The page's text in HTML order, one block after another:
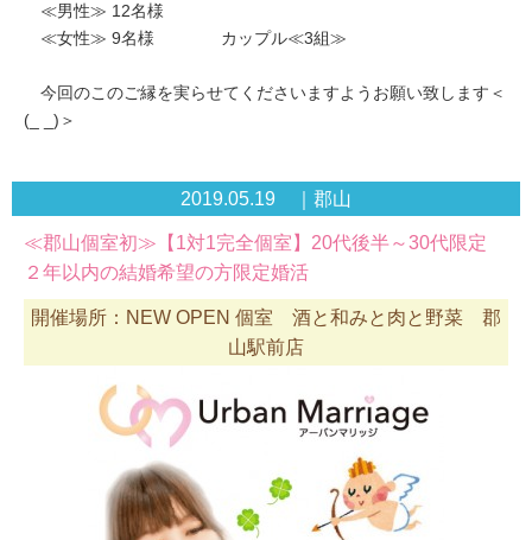
≪男性≫ 12名様
≪女性≫ 9名様 カップル≪3組≫
今回のこのご縁を実らせてくださいますようお願い致します＜
(_ _)＞
2019.05.19 ｜郡山
≪郡山個室初≫【1対1完全個室】20代後半～30代限定
２年以内の結婚希望の方限定婚活
開催場所：NEW OPEN 個室 酒と和みと肉と野菜 郡
山駅前店